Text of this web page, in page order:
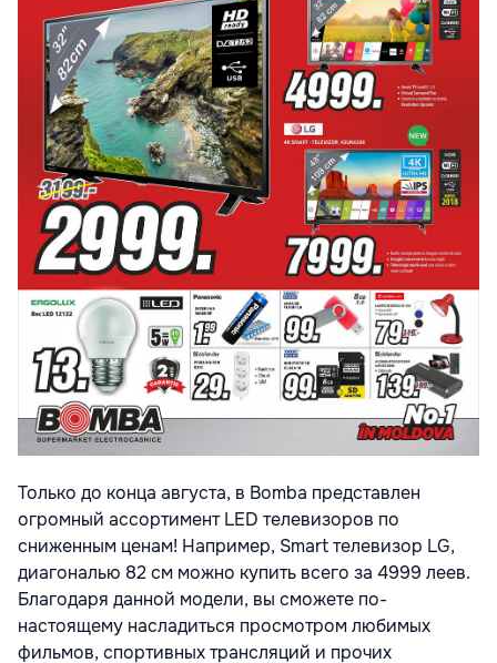
Только до конца августа, в Bomba представлен
огромный ассортимент LED телевизоров по
сниженным ценам! Например, Smart телевизор LG,
диагональю 82 см можно купить всего за 4999 леев.
Благодаря данной модели, вы сможете по-
настоящему насладиться просмотром любимых
фильмов, спортивных трансляций и прочих